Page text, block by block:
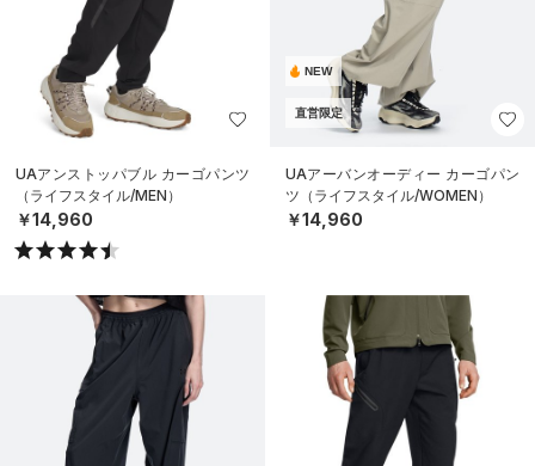
UAアンストッパブル カーゴパンツ
（ライフスタイル/MEN）
￥14,960
NEW
直営限定
UAアーバンオーディー カーゴパン
ツ（ライフスタイル/WOMEN）
￥14,960